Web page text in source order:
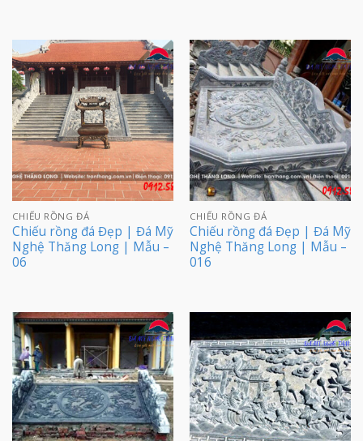
CHIẾU RỒNG ĐÁ
Chiếu rồng đá Đẹp | Đá Mỹ
Nghệ Thăng Long | Mẫu –
06
CHIẾU RỒNG ĐÁ
Chiếu rồng đá Đẹp | Đá Mỹ
Nghệ Thăng Long | Mẫu –
016